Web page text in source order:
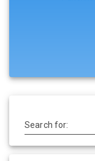
Search for: